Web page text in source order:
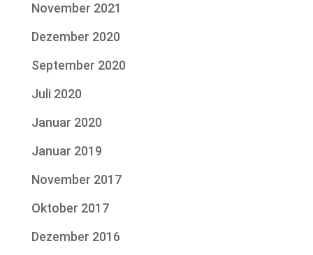
November 2021
Dezember 2020
September 2020
Juli 2020
Januar 2020
Januar 2019
November 2017
Oktober 2017
Dezember 2016